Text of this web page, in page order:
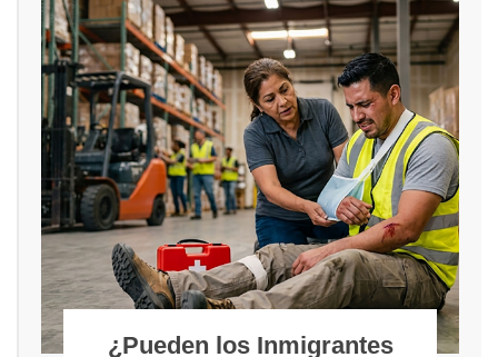
¿Pueden los Inmigrantes